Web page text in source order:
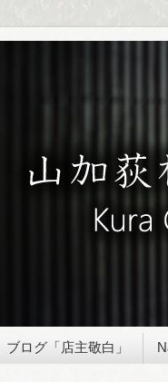
ブログ「店主敬白」